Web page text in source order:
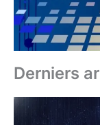
Derniers